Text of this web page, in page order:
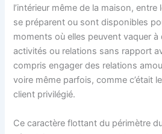
l’intérieur même de la maison,
se préparent ou sont disponibles
moments où elles peuvent vaquer
activités ou relations sans rapport
compris engager des relations
voire même parfois, comme c’était
client privilégié.
Ce caractère flottant du périmètre